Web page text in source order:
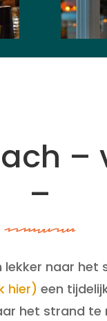
–
–
oqoijvasai
naar het
hier) een
het strand te